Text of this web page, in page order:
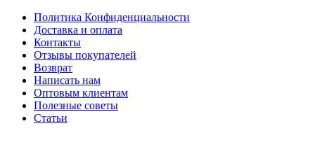
Политика Конфиденциальности
Доставка и оплата
Контакты
Отзывы покупателей
Возврат
Написать нам
Оптовым клиентам
Полезные советы
Статьи